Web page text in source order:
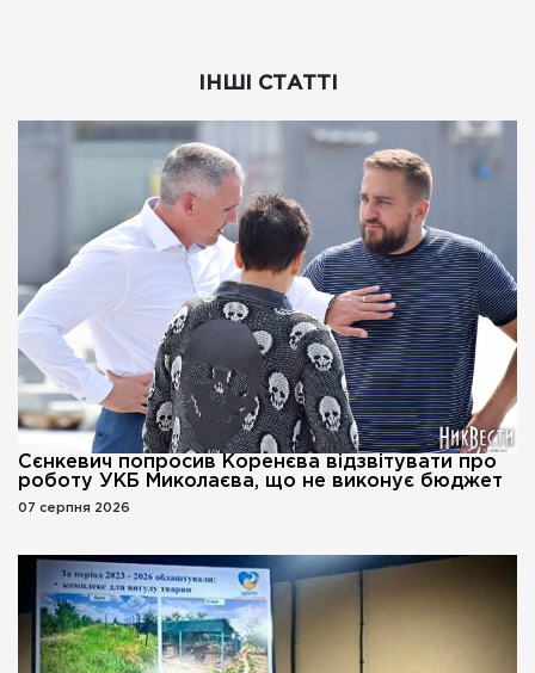
ІНШІ СТАТТІ
Сєнкевич попросив Коренєва відзвітувати про
роботу УКБ Миколаєва, що не виконує бюджет
07 серпня 2026